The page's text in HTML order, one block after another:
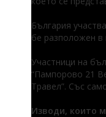
България
бе разположен в
Участници на
“Пампорово 21
Травел”. Със
Изводи, които